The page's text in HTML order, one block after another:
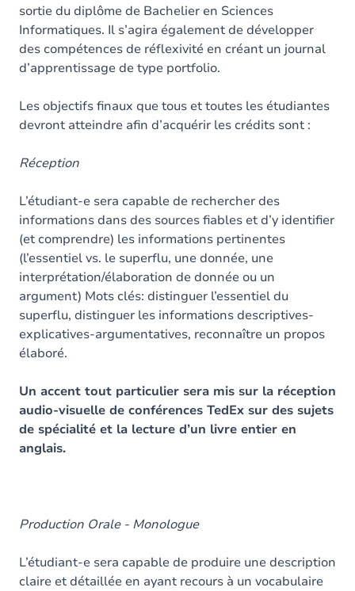
sortie du diplôme de Bachelier en Sciences
Informatiques. Il s’agira également de développer
des compétences de réflexivité en créant un journal
d’apprentissage de type portfolio.
Les objectifs finaux que tous et toutes les étudiantes
devront atteindre afin d’acquérir les crédits sont :
Réception
L’étudiant-e sera capable de rechercher des
informations dans des sources fiables et d’y identifier
(et comprendre) les informations pertinentes
(l’essentiel vs. le superflu, une donnée, une
interprétation/élaboration de donnée ou un
argument) Mots clés: distinguer l’essentiel du
superflu, distinguer les informations descriptives-
explicatives-argumentatives, reconnaître un propos
élaboré.
Un accent tout particulier sera mis sur la réception
audio-visuelle de conférences TedEx sur des sujets
de spécialité et la lecture d’un livre entier en
anglais.
Production Orale - Monologue
L’étudiant-e sera capable de produire une description
claire et détaillée en ayant recours à un vocabulaire